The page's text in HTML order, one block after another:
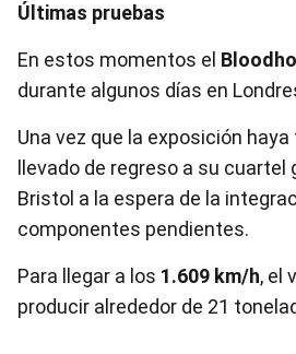
Últimas pruebas
En estos momentos el
durante algunos días en
Una vez que la exposición
llevado de regreso a su cuartel
Bristol a la espera de la
componentes pendientes.
Para llegar a los 1.609 km/h, el
producir alrededor de 21